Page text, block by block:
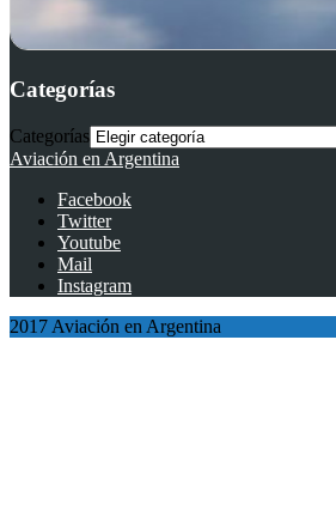
Categorías
Categorías
Aviación en Argentina
Facebook
Twitter
Youtube
Mail
Instagram
2017 Aviación en Argentina